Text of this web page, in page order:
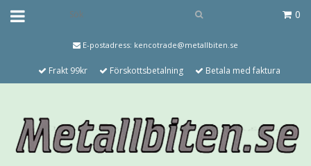
0
E-postadress: kencotrade@metallbiten.se
Frakt 99kr Förskottsbetalning Betala med faktura